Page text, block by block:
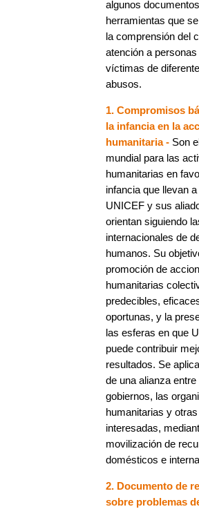
algunos
herramientas que
la comprensión del
atención a
víctimas de
abusos.
1. Compromisos
la infancia en la
humanitaria - Son
mundial para las
humanitarias en
infancia que llevan
UNICEF y sus
orientan siguiendo
internacionales de
humanos. Su
promoción de
humanitarias
predecibles,
oportunas, y la
las esferas en que
puede contribuir
resultados. Se
de una alianza entre
gobiernos, las
humanitarias y
interesadas,
movilización de
domésticos e
2. Documento de
sobre problemas